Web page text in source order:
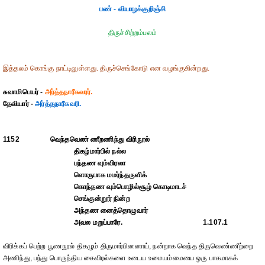
பண் - வியாழக்குறிஞ்சி
திருச்சிற்றம்பலம்
இத்தலம் கொங்கு நாட்டிலுள்ளது. திருச்செங்கோடு என வழங்குகின்றது.
சுவாமிபெயர் - அர்த்தநாரீசுவரர்.
தேவியார் -அர்த்தநாரீசுவரி.
1152
வெந்தவெண் ணீறணிந்து விரிநூல்
திகழ்மார்பில் நல்ல
பந்தண வும்விரலா
ளொருபாக மமர்ந்தருளிக்
கொந்தண வும்பொழில்சூழ் கொடிமாடச்
செங்குன்றூர் நின்ற
அந்தண னைத்தொழுவார்
அவல மறுப்பாரே.
1.107.1
விரிக்கப் பெற்ற பூணநூல் திகழும் திருமார்பினனாய், நன்றாக வெந்த திருவெண்ணீற்றை
அணிந்து, பந்து பொருந்திய கைவிரல்களை உடைய உமையம்மையை ஒரு பாகமாகக்